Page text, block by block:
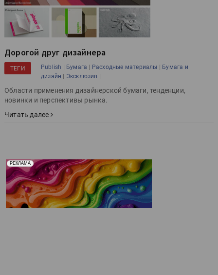
Дорогой друг дизайнера
ТЕГИ Publish | Бумага | Расходные материалы | Бумага и
дизайн | Эксклюзив |
Области применения дизайнерской бумаги, тенденции,
новинки и перспективы рынка.
Читать далее
РЕКЛАМА
Реклама. Рекламодатель ООО "Передовые Системы
Печати" erid: 2SDnjd2d4Qz